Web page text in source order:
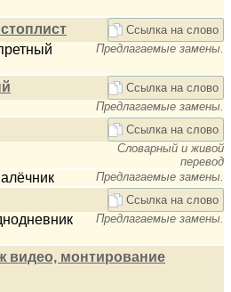
Ссылка на слово
Предлагаемые замены.
Ссылка на слово
Предлагаемые замены.
Ссылка на слово
Словарный и живой
перевод
Предлагаемые замены.
Ссылка на слово
Предлагаемые замены.
видео, монтирование